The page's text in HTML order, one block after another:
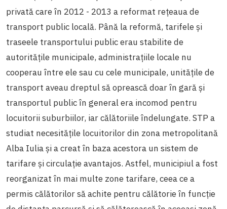
privată care în 2012 - 2013 a reformat rețeaua de
transport public locală. Până la reformă, tarifele și
traseele transportului public erau stabilite de
autoritățile municipale, administrațiile locale nu
cooperau între ele sau cu cele municipale, unitățile de
transport aveau dreptul să oprească doar în gară și
transportul public în general era incomod pentru
locuitorii suburbiilor, iar călătoriile îndelungate. STP a
studiat necesitățile locuitorilor din zona metropolitană
Alba Iulia și a creat în baza acestora un sistem de
tarifare și circulație avantajos. Astfel, municipiul a fost
reorganizat în mai multe zone tarifare, ceea ce a
permis călătorilor să achite pentru călătorie în funcție